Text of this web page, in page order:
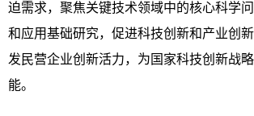
迫需求，聚焦关键技术领域中的核心科学
和应用基础研究，促进科技创新和产业创
发民营企业创新活力，为国家科技创新战
能。